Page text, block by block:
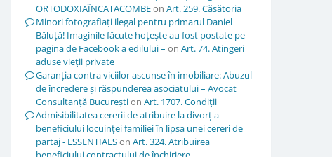
ORTODOXIAÎNCATACOMBEon Art. 259. Căsătoria
Minori fotografiați ilegal pentru primarul Daniel
Băluță! Imaginile făcute hoțește au fost postate pe
pagina de Facebook a edilului – on Art. 74. Atingeri
aduse vieţii private
Garanția contra viciilor ascunse în imobiliare: Abuzul
de încredere și răspunderea asociatului – Avocat
Consultanță Bucureștion Art. 1707. Condiţii
Admisibilitatea cererii de atribuire la divorț a
beneficiului locuinței familiei în lipsa unei cereri de
partaj - ESSENTIALSon Art. 324. Atribuirea